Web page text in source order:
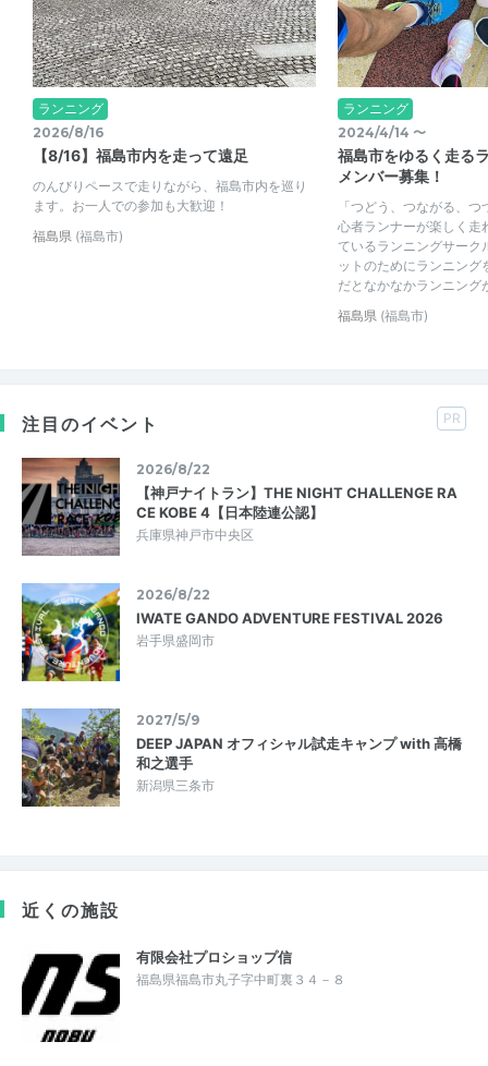
ランニング
2026/8/16
【8/16】福島市内を走って遠足
のんびりペースで走りながら、福島市内を巡り
ます。お一人での参加も大歓迎！
福島県 (福島市)
ランニング
2024/4/14 〜
福島市をゆるく走る
メンバー募集！
「つどう、つながる、
心者ランナーが楽しく走
ているランニングサーク
ットのためにランニング
だとなかなかランニング
福島県 (福島市)
注目のイベント PR
2026/8/22
【神戸ナイトラン】THE NIGHT CHALLENGE RA
CE KOBE 4【日本陸連公認】
兵庫県神戸市中央区
2026/8/22
IWATE GANDO ADVENTURE FESTIVAL 2026
岩手県盛岡市
2027/5/9
DEEP JAPAN オフィシャル試走キャンプ with 高橋
和之選手
新潟県三条市
近くの施設
有限会社プロショップ信
福島県福島市丸子字中町裏３４－８